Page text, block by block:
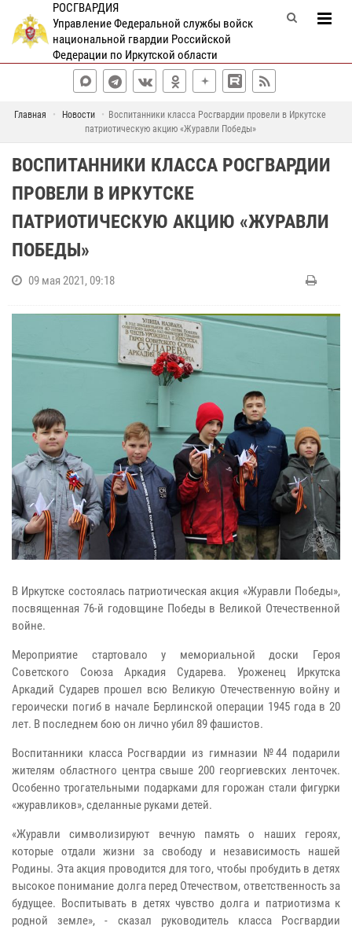
РОСГВАРДИЯ
Управление Федеральной службы войск
национальной гвардии Российской
Федерации по Иркутской области
Главная Новости
Воспитанники класса Росгвардии провели в Иркутске
патриотическую акцию «Журавли Победы»
ВОСПИТАННИКИ КЛАССА РОСГВАРДИИ
ПРОВЕЛИ В ИРКУТСКЕ
ПАТРИОТИЧЕСКУЮ АКЦИЮ «ЖУРАВЛИ
ПОБЕДЫ»
09 мая 2021, 09:18
В Иркутске состоялась патриотическая акция «Журавли Победы»,
посвященная 76-й годовщине Победы в Великой Отечественной
войне.
Мероприятие стартовало у мемориальной доски Героя
Советского Союза Аркадия Сударева. Уроженец Иркутска
Аркадий Сударев прошел всю Великую Отечественную войну и
героически погиб в начале Берлинской операции 1945 года в 20
лет. В последнем бою он лично убил 89 фашистов.
Воспитанники класса Росгвардии из гимназии №44 подарили
жителям областного центра свыше 200 георгиевских ленточек.
Особенно трогательными подарками для горожан стали фигурки
«журавликов», сделанные руками детей.
«Журавли символизируют вечную память о наших героях,
которые отдали жизни за свободу и независимость нашей
Родины. Эта акция проводится для того, чтобы пробудить в детях
высокое понимание долга перед Отечеством, ответственность за
будущее. Воспитывать в детях чувство долга и патриотизма к
родной земле», - сказал руководитель класса Росгвардии